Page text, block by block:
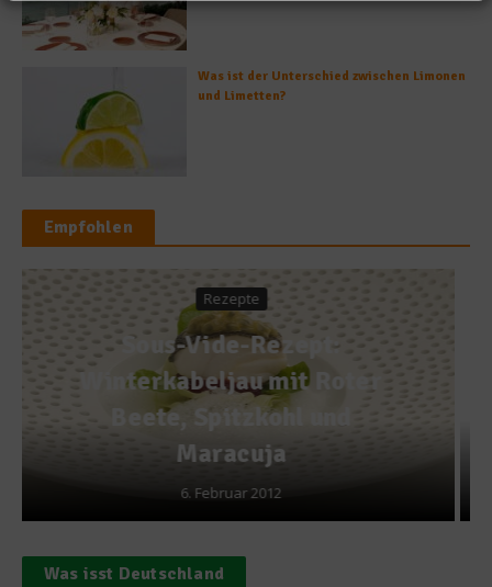
Was ist der Unterschied zwischen Limonen
und Limetten?
Empfohlen
Gesundes & Bio
Obst und Gemüse sorgen für
längeres Leben
29. August 2014
Was isst Deutschland